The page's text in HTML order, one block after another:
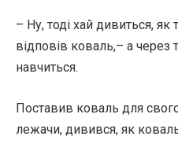
– Ну, тоді хай дивиться, як
відповів коваль,– а через
навчиться.
Поставив коваль для
лежачи, дивився, як